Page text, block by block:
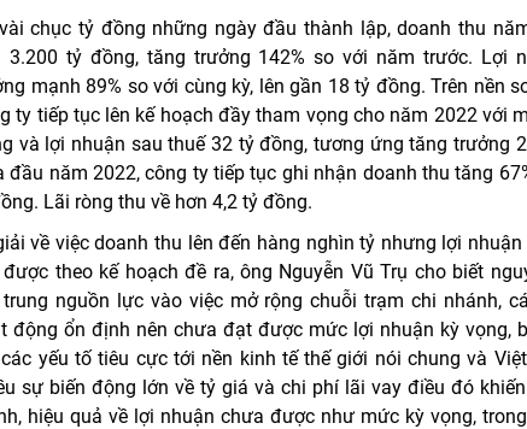
chục tỷ đồng những ngày đầu thành lập, doanh thu
3.200 tỷ đồng, tăng trưởng 142% so với năm trước. Lợi
mạnh 89% so với cùng kỳ, lên gần 18 tỷ đồng. Trên nền
ty tiếp tục lên kế hoạch đầy tham vọng cho năm 2022 với
và lợi nhuận sau thuế 32 tỷ đồng, tương ứng tăng trưởng
đầu năm 2022, công ty tiếp tục ghi nhận doanh thu tăng
Lãi ròng thu về hơn 4,2 tỷ đồng.
về việc doanh thu lên đến hàng nghìn tỷ nhưng lợi
theo kế hoạch đề ra, ông Nguyễn Vũ Trụ cho biết
nguồn lực vào việc mở rộng chuỗi trạm chi nhánh,
động ổn định nên chưa đạt được mức lợi nhuận kỳ vọng,
yếu tố tiêu cực tới nền kinh tế thế giới nói chung và
sự biến động lớn về tỷ giá và chi phí lãi vay điều đó
hiệu quả về lợi nhuận chưa được như mức kỳ vọng,